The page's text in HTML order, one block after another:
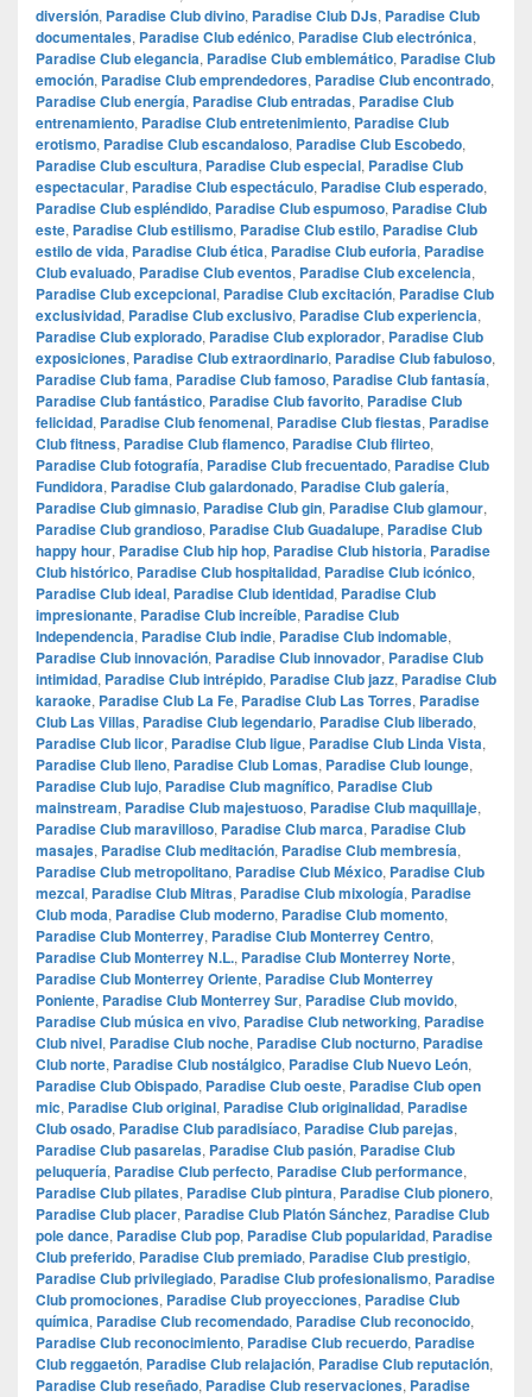
diversión, Paradise Club divino, Paradise Club DJs, Paradise Club
documentales, Paradise Club edénico, Paradise Club electrónica,
Paradise Club elegancia, Paradise Club emblemático, Paradise Club
emoción, Paradise Club emprendedores, Paradise Club encontrado,
Paradise Club energía, Paradise Club entradas, Paradise Club
entrenamiento, Paradise Club entretenimiento, Paradise Club
erotismo, Paradise Club escandaloso, Paradise Club Escobedo,
Paradise Club escultura, Paradise Club especial, Paradise Club
espectacular, Paradise Club espectáculo, Paradise Club esperado,
Paradise Club espléndido, Paradise Club espumoso, Paradise Club
este, Paradise Club estilismo, Paradise Club estilo, Paradise Club
estilo de vida, Paradise Club ética, Paradise Club euforia, Paradise
Club evaluado, Paradise Club eventos, Paradise Club excelencia,
Paradise Club excepcional, Paradise Club excitación, Paradise Club
exclusividad, Paradise Club exclusivo, Paradise Club experiencia,
Paradise Club explorado, Paradise Club explorador, Paradise Club
exposiciones, Paradise Club extraordinario, Paradise Club fabuloso,
Paradise Club fama, Paradise Club famoso, Paradise Club fantasía,
Paradise Club fantástico, Paradise Club favorito, Paradise Club
felicidad, Paradise Club fenomenal, Paradise Club fiestas, Paradise
Club fitness, Paradise Club flamenco, Paradise Club flirteo,
Paradise Club fotografía, Paradise Club frecuentado, Paradise Club
Fundidora, Paradise Club galardonado, Paradise Club galería,
Paradise Club gimnasio, Paradise Club gin, Paradise Club glamour,
Paradise Club grandioso, Paradise Club Guadalupe, Paradise Club
happy hour, Paradise Club hip hop, Paradise Club historia, Paradise
Club histórico, Paradise Club hospitalidad, Paradise Club icónico,
Paradise Club ideal, Paradise Club identidad, Paradise Club
impresionante, Paradise Club increíble, Paradise Club
Independencia, Paradise Club indie, Paradise Club indomable,
Paradise Club innovación, Paradise Club innovador, Paradise Club
intimidad, Paradise Club intrépido, Paradise Club jazz, Paradise Club
karaoke, Paradise Club La Fe, Paradise Club Las Torres, Paradise
Club Las Villas, Paradise Club legendario, Paradise Club liberado,
Paradise Club licor, Paradise Club ligue, Paradise Club Linda Vista,
Paradise Club lleno, Paradise Club Lomas, Paradise Club lounge,
Paradise Club lujo, Paradise Club magnífico, Paradise Club
mainstream, Paradise Club majestuoso, Paradise Club maquillaje,
Paradise Club maravilloso, Paradise Club marca, Paradise Club
masajes, Paradise Club meditación, Paradise Club membresía,
Paradise Club metropolitano, Paradise Club México, Paradise Club
mezcal, Paradise Club Mitras, Paradise Club mixología, Paradise
Club moda, Paradise Club moderno, Paradise Club momento,
Paradise Club Monterrey, Paradise Club Monterrey Centro,
Paradise Club Monterrey N.L., Paradise Club Monterrey Norte,
Paradise Club Monterrey Oriente, Paradise Club Monterrey
Poniente, Paradise Club Monterrey Sur, Paradise Club movido,
Paradise Club música en vivo, Paradise Club networking, Paradise
Club nivel, Paradise Club noche, Paradise Club nocturno, Paradise
Club norte, Paradise Club nostálgico, Paradise Club Nuevo León,
Paradise Club Obispado, Paradise Club oeste, Paradise Club open
mic, Paradise Club original, Paradise Club originalidad, Paradise
Club osado, Paradise Club paradisíaco, Paradise Club parejas,
Paradise Club pasarelas, Paradise Club pasión, Paradise Club
peluquería, Paradise Club perfecto, Paradise Club performance,
Paradise Club pilates, Paradise Club pintura, Paradise Club pionero,
Paradise Club placer, Paradise Club Platón Sánchez, Paradise Club
pole dance, Paradise Club pop, Paradise Club popularidad, Paradise
Club preferido, Paradise Club premiado, Paradise Club prestigio,
Paradise Club privilegiado, Paradise Club profesionalismo, Paradise
Club promociones, Paradise Club proyecciones, Paradise Club
química, Paradise Club recomendado, Paradise Club reconocido,
Paradise Club reconocimiento, Paradise Club recuerdo, Paradise
Club reggaetón, Paradise Club relajación, Paradise Club reputación,
Paradise Club reseñado, Paradise Club reservaciones, Paradise